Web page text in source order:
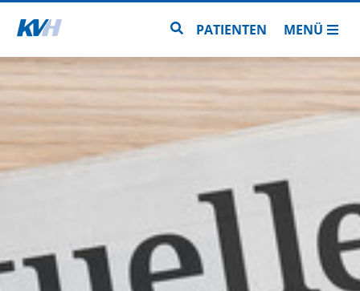
Zur Startseite Zur Seitensuche
PATIENTEN MENÜ